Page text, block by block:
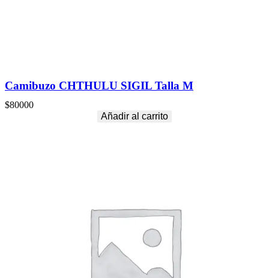
Camibuzo CHTHULU SIGIL Talla M
$80000
Añadir al carrito